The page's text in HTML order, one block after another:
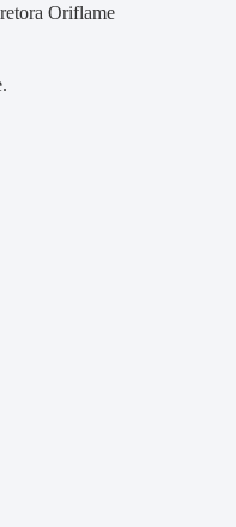
Oriflame